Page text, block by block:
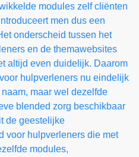
modules zelf cliënten
men dus een
onderscheid tussen het
en de themawebsites
altijd even duidelijk. Daarom
hulpverleners nu eindelijk
maar wel dezelfde
blended zorg beschikbaar
de geestelijke
voor hulpverleners die met
modules,